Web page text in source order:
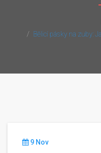
Bělicí pásky na zuby:
9 Nov